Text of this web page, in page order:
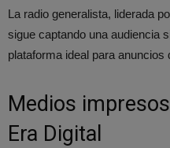
La radio generalista, liderada
sigue captando una audiencia
plataforma ideal para anuncios
Medios
Era Digital